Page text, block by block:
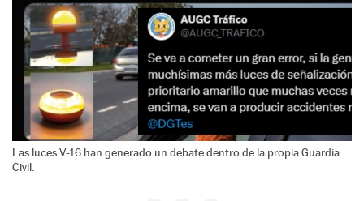
Las luces V-16 han generado un debate dentro de la propia Guardia
Civil.